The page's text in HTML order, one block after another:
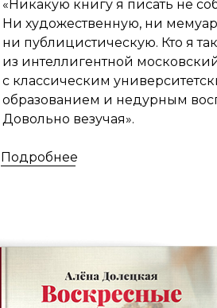
«Никакую книгу я писать не
Ни художественную, ни
ни публицистическую. Кто я
из интеллигентной
с классическим
образованием и недурным
Довольно везучая».
Подробнее